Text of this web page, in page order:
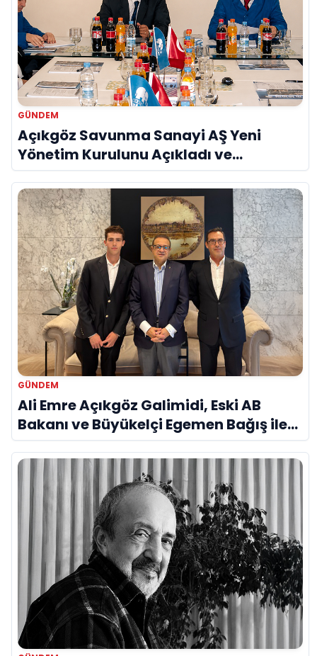
GÜNDEM
Açıkgöz Savunma Sanayi AŞ Yeni
Yönetim Kurulunu Açıkladı ve
Savunma Sanayinde Küresel Vizyon
Vurgusu
GÜNDEM
Ali Emre Açıkgöz Galimidi, Eski AB
Bakanı ve Büyükelçi Egemen Bağış ile
Bir Araya Geldi